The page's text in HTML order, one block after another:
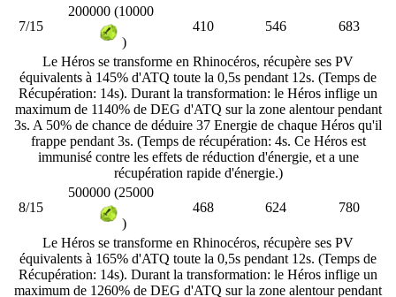
7/15
200000 (10000
)
410 546 683
Le Héros se transforme en Rhinocéros, récupère ses PV
équivalents à 145% d'ATQ toute la 0,5s pendant 12s. (Temps de
Récupération: 14s). Durant la transformation: le Héros inflige un
maximum de 1140% de DEG d'ATQ sur la zone alentour pendant
3s. A 50% de chance de déduire 37 Energie de chaque Héros qu'il
frappe pendant 3s. (Temps de récupération: 4s. Ce Héros est
immunisé contre les effets de réduction d'énergie, et a une
récupération rapide d'énergie.)
8/15
500000 (25000
)
468 624 780
Le Héros se transforme en Rhinocéros, récupère ses PV
équivalents à 165% d'ATQ toute la 0,5s pendant 12s. (Temps de
Récupération: 14s). Durant la transformation: le Héros inflige un
maximum de 1260% de DEG d'ATQ sur la zone alentour pendant